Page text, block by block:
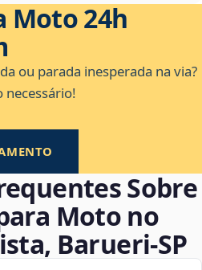
Moto 24h
ou parada inesperada na via?
necessário!
Sobre
Moto no
Barueri‑SP